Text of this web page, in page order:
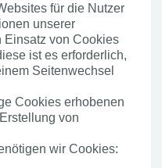
für die Nutzer
unserer
Einsatz von Cookies
ist es erforderlich,
Seitenwechsel
Cookies erhobenen
von
wir Cookies: